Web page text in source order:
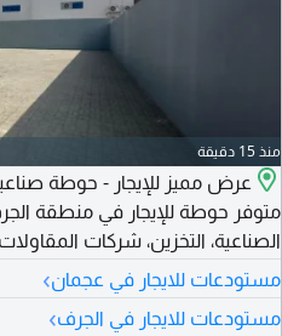
منذ 15 دقيقة
عرض مميز للإيجار - حوطة
متوفر حوطة للإيجار في منطقة
الكهرباء 80 كيلوواط
بسهولة موقع صناعي حيوي وسهل
مستودعات للايجار في عجمان›
مستودعات للايجار في الجرف›